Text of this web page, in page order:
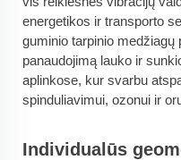
energetikos ir transporto
guminio tarpinio medžiagų
panaudojimą lauko ir
aplinkose, kur svarbu
spinduliavimui, ozonui ir
Individualūs